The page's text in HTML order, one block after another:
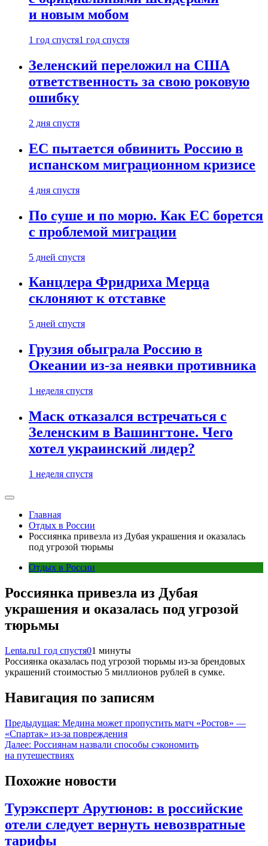
и новым мобом
1 год спустя1 год спустя
Зеленский переложил на США
ответственность за свою роковую
ошибку
2 дня спустя
ЕС пытается обвинить Россию в
испанском миграционном кризисе
4 дня спустя
По суше и по морю. Как ЕС борется
с проблемой миграции
5 дней спустя
Канцлера Фридриха Мерца
склоняют к отставке
5 дней спустя
Грузия обыграла Россию в
Океании из-за неявки противника
1 неделя спустя
Маск отказался встречаться с
Зеленским в Вашингтоне. Чего
хотел украинский лидер?
1 неделя спустя
Главная
Отдых в России
Россиянка привезла из Дубая украшения и оказалась
под угрозой тюрьмы
Отдых в России
Россиянка привезла из Дубая
украшения и оказалась под угрозой
тюрьмы
Lenta.ru1 год спустя01 минуты
Россиянка оказалась под угрозой тюрьмы из-за брендовых
украшений стоимостью 5 миллионов рублей в сумке.
Навигация по записям
Предыдущая: Медина может пропустить матч «Ростов» —
«Спартак» из-за повреждения
Далее: Россиянам назвали способы сэкономить
на путешествиях
Похожие новости
Турэксперт Арутюнов: в российские
отели следует вернуть невозвратные
тарифы